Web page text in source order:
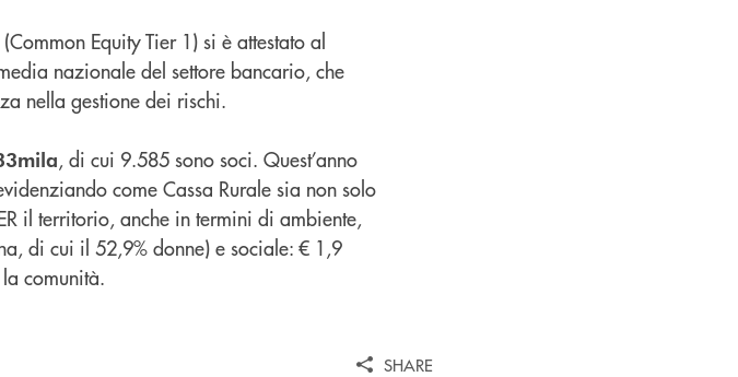
(Common Equity Tier 1) si è attestato al
nazionale del settore bancario, che
nella gestione dei rischi.
, di cui 9.585 sono soci. Quest’anno
come Cassa Rurale sia non solo
il territorio, anche in termini di ambiente,
di cui il 52,9% donne) e sociale: € 1,9
comunità.
SHARE